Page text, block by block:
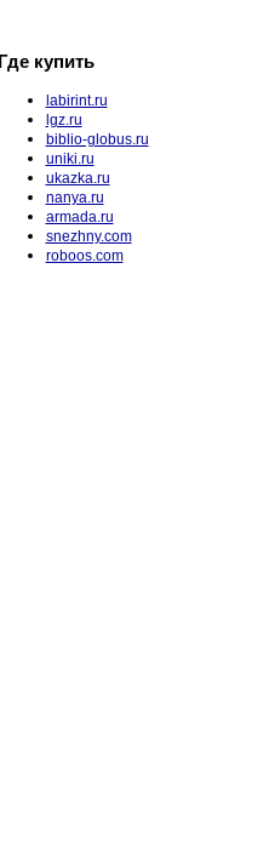
Где купить
labirint.ru
lgz.ru
biblio-globus.ru
uniki.ru
ukazka.ru
nanya.ru
armada.ru
snezhny.com
roboos.com